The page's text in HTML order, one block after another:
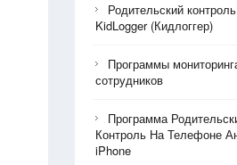
Родительский контроль
KidLogger (Кидлоггер)
Программы
сотрудников
Программа
Контроль На Телефоне
iPhone